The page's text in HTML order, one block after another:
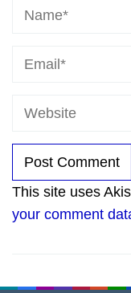
This site uses
your comment